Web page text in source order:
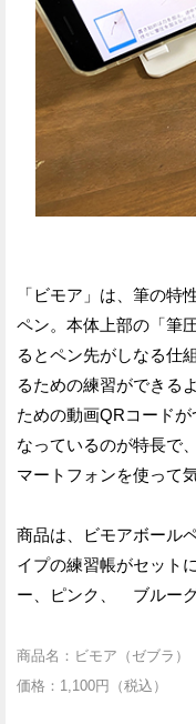
「ビモア」は、筆の特
ペン。本体上部の「筆
るとペン先がしなる仕
るための練習ができる
ための動画QRコード
なっているのが特長で
マートフォンを使って
商品は、ビモアボール
イプの練習帳がセット
ー、ピンク、 ブルーグ
商品名：ビモア（ゼブラ）
価格：1,100円（税込）